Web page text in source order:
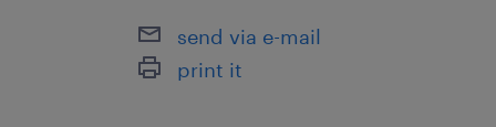
●Det er en fordel, hvis du har
ledere eller supervisorer, men
send via e-mail
print it